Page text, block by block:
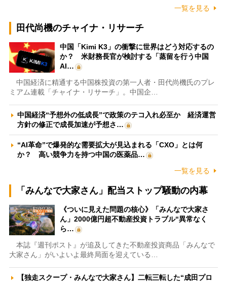
一覧を見る
田代尚機のチャイナ・リサーチ
中国「Kimi K3」の衝撃に世界はどう対応するの
か？ 米財務長官が検討する「蒸留を行う中国
AI…
中国経済に精通する中国株投資の第一人者・田代尚機氏のプレ
ミアム連載「チャイナ・リサーチ」。中国企…
中国経済“予想外の低成長”で政策のテコ入れ必至か 経済運営
方針の修正で成長加速が予想さ…
“AI革命”で爆発的な需要拡大が見込まれる「CXO」とは何
か？ 高い競争力を持つ中国の医薬品…
一覧を見る
「みんなで大家さん」配当ストップ騒動の内幕
《ついに見えた問題の核心》「みんなで大家さ
ん」2000億円超不動産投資トラブル“異常なく
ら…
本誌『週刊ポスト』が追及してきた不動産投資商品「みんなで
大家さん」がいよいよ最終局面を迎えている…
【独走スクープ・みんなで大家さん】二転三転した“成田プロ